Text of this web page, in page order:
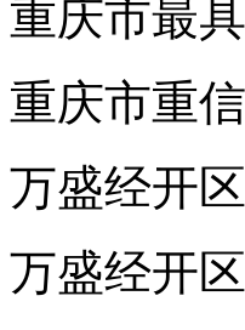
重庆市最
重庆市重
万盛经开
万盛经开